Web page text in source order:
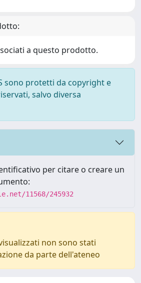
a questo prodotto.
sono protetti da copyright e
salvo diversa
per citare o creare un
11568/245932
non sono stati
da parte dell'ateneo